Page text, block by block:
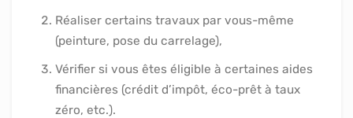
Réaliser certains travaux par vous-même
(peinture, pose du carrelage),
Vérifier si vous êtes éligible à certaines aides
financières (crédit d’impôt, éco-prêt à taux
zéro, etc.).